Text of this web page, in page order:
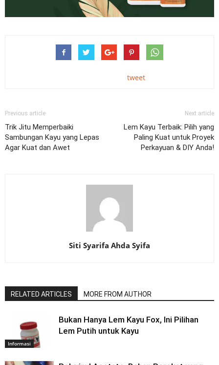
tweet
Previous article
Trik Jitu Memperbaiki
Sambungan Kayu yang Lepas
Agar Kuat dan Awet
Next article
Lem Kayu Terbaik: Pilih yang
Paling Kuat untuk Proyek
Perkayuan & DIY Anda!
Siti Syarifa Ahda Syifa
RELATED ARTICLES MORE FROM AUTHOR
Informasi
Bukan Hanya Lem Kayu Fox, Ini Pilihan
Lem Putih untuk Kayu